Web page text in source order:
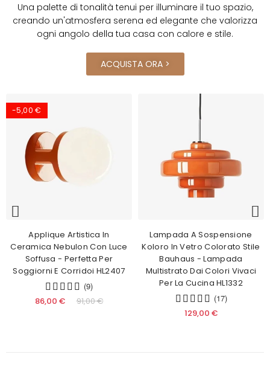
Una palette di tonalità tenui per illuminare il tuo spazio,
creando un'atmosfera serena ed elegante che valorizza
ogni angolo della tua casa con calore e stile.
ACQUISTA ORA >
-5,00 €
Applique Artistica In
Ceramica Nebulon Con Luce
Soffusa - Perfetta Per
Soggiorni E Corridoi HL2407
(9)
86,00 €
91,00 €
Lampada A Sospensione
Koloro In Vetro Colorato Stile
Bauhaus - Lampada
Multistrato Dai Colori Vivaci
Per La Cucina HL1332
(17)
129,00 €